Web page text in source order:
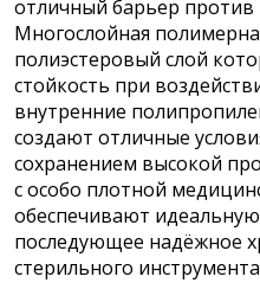
отличный барьер
Многослойная
полиэстеровый слой
стойкость при
внутренние
создают отличные
сохранением высокой
с особо плотной
обеспечивают
последующее надёжное
стерильного